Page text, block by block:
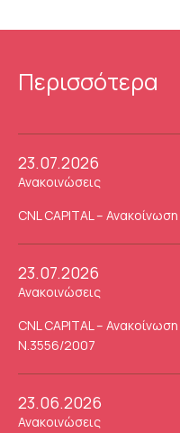
Περισσότερα
23.07.2026
Ανακοινώσεις
CNL CAPITAL –
23.07.2026
Ανακοινώσεις
CNL CAPITAL –
Ν.3556/2007
23.06.2026
Ανακοινώσεις